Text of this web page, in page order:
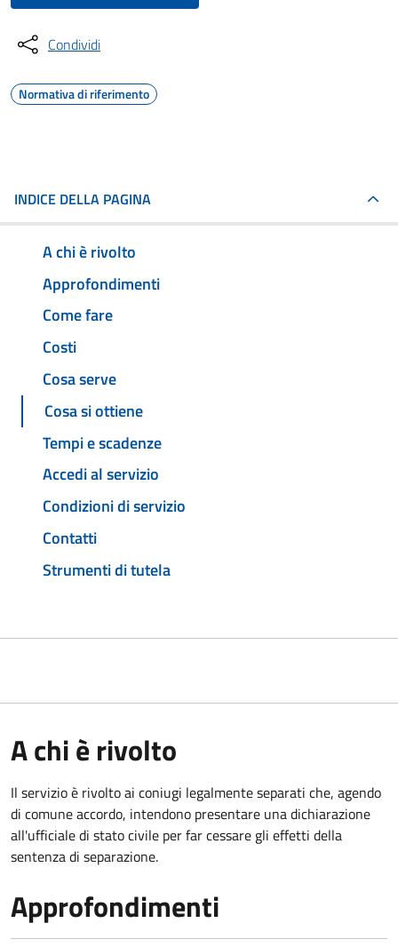
Condividi
Normativa di riferimento
INDICE DELLA PAGINA
A chi è rivolto
Approfondimenti
Come fare
Costi
Cosa serve
Cosa si ottiene
Tempi e scadenze
Accedi al servizio
Condizioni di servizio
Contatti
Strumenti di tutela
A chi è rivolto
Il servizio è rivolto ai coniugi legalmente separati che, agendo
di comune accordo, intendono presentare una dichiarazione
all'ufficiale di stato civile per far cessare gli effetti della
sentenza di separazione.
Approfondimenti